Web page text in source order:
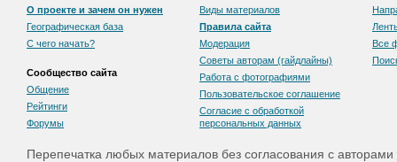
О проекте и зачем он нужен
Географическая база
С чего начать?
Сообщество сайта
Общение
Рейтинги
Форумы
Виды материалов
Правила сайта
Модерация
Советы авторам (гайдлайны)
Работа с фотографиями
Пользовательскоe соглашение
Согласие с обработкой
персональных данных
Все
Перепечатка любых материалов без согласования с